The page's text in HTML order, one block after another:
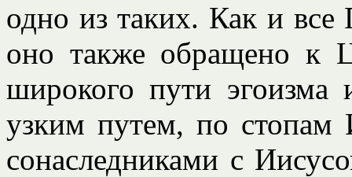
одно из таких. Как и
оно также обращено к
широкого пути
узким путем, по стопам
сонаследниками с